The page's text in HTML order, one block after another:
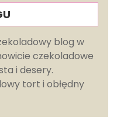
blog w
czekoladowe
i desery.
tort i obłędny